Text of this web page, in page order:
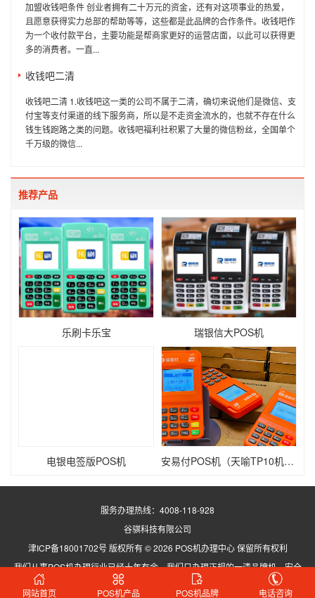
加盟收钱吧条件 创业者拥有二十万元的资金，还有对这项事业的热爱，
且愿意获得实力总部的帮助等等，这些都是此品牌的合作条件。收钱吧作
为一个收付款平台，主要功能是帮商家更好的运营店面，以此可以获得更
多的消费者。一直...
收钱吧二清
收钱吧二清 1.收钱吧这一类的公司不属于二清，确切来说他们是微信、支
付宝等支付渠道的线下服务商，所以是不走资金流水的，也就不存在什么
钱生钱跑路之类的问题。收钱吧福利社积累了大量的微信粉丝，全国单个
千万级的微信...
推荐产品
乐刷卡乐宝 瑞银信大POS机
电银电签版POS机 安易付POS机（天喻TP10机型）
服务办理热线： 4008-118-928
谷骐科技有限公司
津ICP备18001702号版权所有 ©2026 POS机办理中心 保留所有权利
我们从事POS机办理行业已经十年有余，我们只办理正规的一清品牌机，安全
稳定，请您放心！
网站首页
POS机产品 POS机品牌 电话咨询